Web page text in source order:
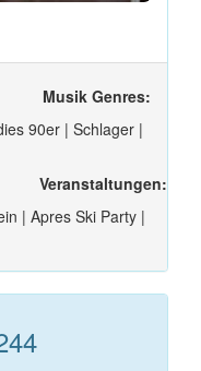
Musik Genres:
90er | Schlager |
Veranstaltungen:
| Apres Ski Party |